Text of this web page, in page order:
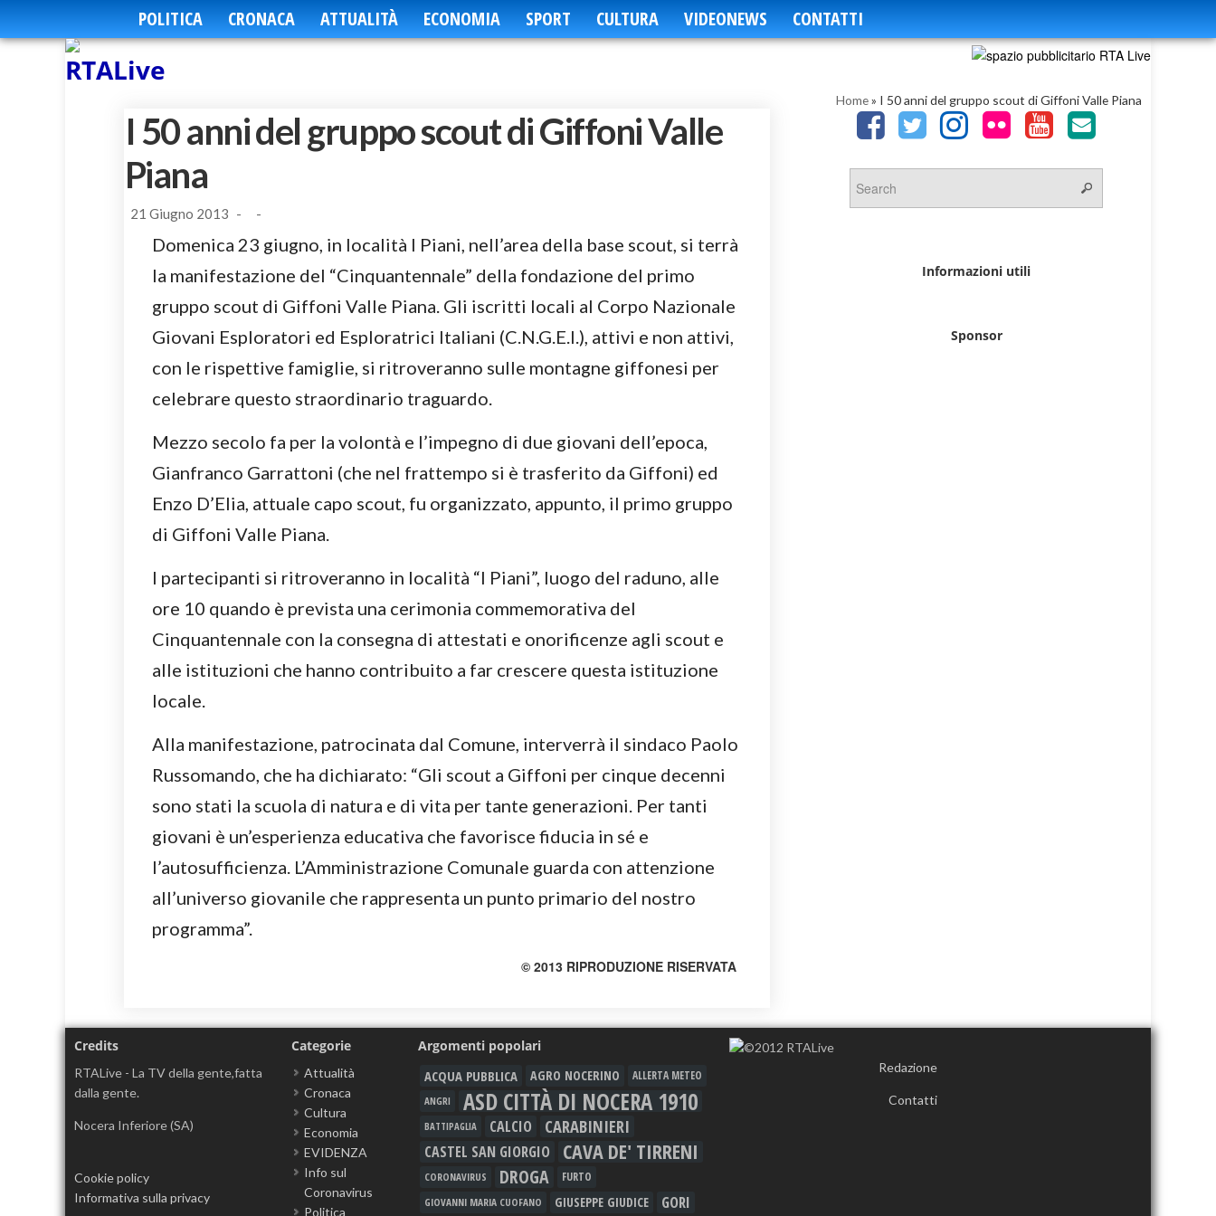
POLITICA CRONACA ATTUALITÀ ECONOMIA SPORT CULTURA VIDEONEWS CONTATTI
Home» I 50 anni del gruppo scout di Giffoni Valle Piana
I 50 anni del gruppo scout di Giffoni Valle
Piana
21 Giugno 2013 - -
Domenica 23 giugno, in località I Piani, nell’area della base scout, si terrà
la manifestazione del “Cinquantennale” della fondazione del primo
gruppo scout di Giffoni Valle Piana. Gli iscritti locali al Corpo Nazionale
Giovani Esploratori ed Esploratrici Italiani (C.N.G.E.I.), attivi e non attivi,
con le rispettive famiglie, si ritroveranno sulle montagne giffonesi per
celebrare questo straordinario traguardo.
Mezzo secolo fa per la volontà e l’impegno di due giovani dell’epoca,
Gianfranco Garrattoni (che nel frattempo si è trasferito da Giffoni) ed
Enzo D’Elia, attuale capo scout, fu organizzato, appunto, il primo gruppo
di Giffoni Valle Piana.
I partecipanti si ritroveranno in località “I Piani”, luogo del raduno, alle
ore 10 quando è prevista una cerimonia commemorativa del
Cinquantennale con la consegna di attestati e onorificenze agli scout e
alle istituzioni che hanno contribuito a far crescere questa istituzione
locale.
Alla manifestazione, patrocinata dal Comune, interverrà il sindaco Paolo
Russomando, che ha dichiarato: “Gli scout a Giffoni per cinque decenni
sono stati la scuola di natura e di vita per tante generazioni. Per tanti
giovani è un’esperienza educativa che favorisce fiducia in sé e
l’autosufficienza. L’Amministrazione Comunale guarda con attenzione
all’universo giovanile che rappresenta un punto primario del nostro
programma”.
© 2013 RIPRODUZIONE RISERVATA
Informazioni utili
Sponsor
Credits
RTALive - La TV della gente,fatta
dalla gente.
Nocera Inferiore (SA)
Cookie policy
Informativa sulla privacy
Categorie
Attualità
Cronaca
Cultura
Economia
EVIDENZA
Info sul
Coronavirus
Politica
Argomenti popolari
ACQUA PUBBLICA AGRO NOCERINO
ALLERTA METEO
ANGRI
ASD CITTÀ DI NOCERA 1910
BATTIPAGLIA CALCIO CARABINIERI
CASTEL SAN GIORGIO CAVA DE' TIRRENI
CORONAVIRUS DROGA FURTO
GIOVANNI MARIA CUOFANO GIUSEPPE GIUDICE GORI
Redazione
Contatti